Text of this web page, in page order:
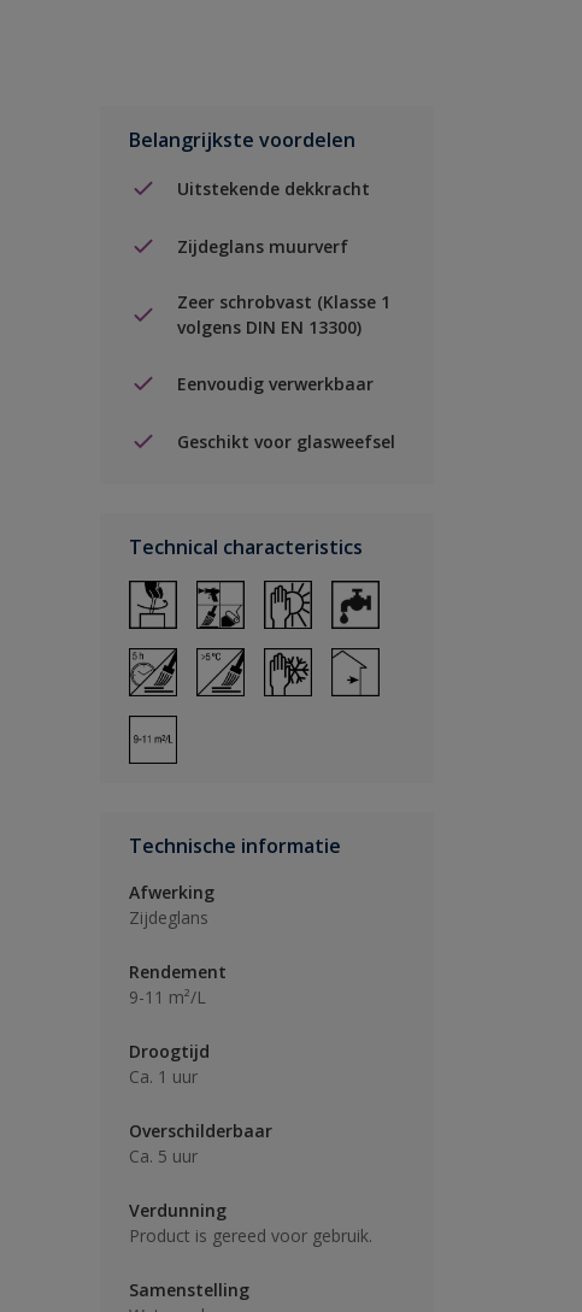
Belangrijkste voordelen
Uitstekende dekkracht
Zijdeglans muurverf
Zeer schrobvast (Klasse 1
volgens DIN EN 13300)
Eenvoudig verwerkbaar
Geschikt voor glasweefsel
Technical characteristics
Technische informatie
Afwerking
Zijdeglans
Rendement
9-11 m²/L
Droogtijd
Ca. 1 uur
Overschilderbaar
Ca. 5 uur
Verdunning
Product is gereed voor gebruik.
Samenstelling